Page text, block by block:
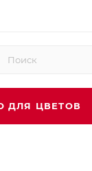
ДЛЯ ЦВЕТОВ